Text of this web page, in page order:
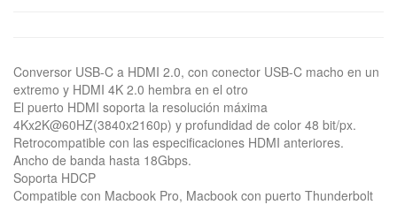
Conversor USB-C a HDMI 2.0, con conector USB-C macho en un
extremo y HDMI 4K 2.0 hembra en el otro
El puerto HDMI soporta la resolución máxima
4Kx2K@60HZ(3840x2160p) y profundidad de color 48 bit/px.
Retrocompatible con las especificaciones HDMI anteriores.
Ancho de banda hasta 18Gbps.
Soporta HDCP
Compatible con Macbook Pro, Macbook con puerto Thunderbolt